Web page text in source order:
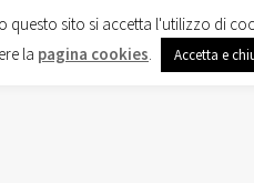
sito si accetta l'utilizzo di
la pagina cookies. Accetta e